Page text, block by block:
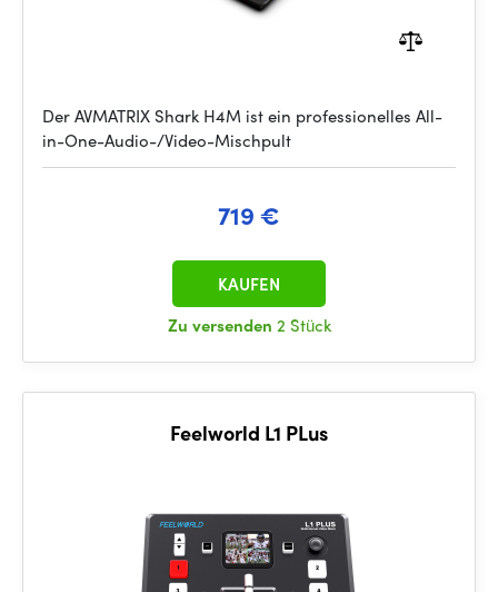
Der AVMATRIX Shark H4M ist ein professionelles All-
in-One-Audio-/Video-Mischpult
719 €
Zu versenden 2 Stück
KAUFEN
Feelworld L1 PLus